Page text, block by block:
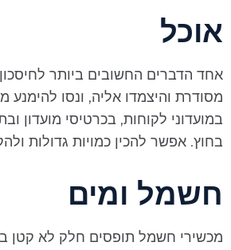
אוכל
אחד הדברים החשובים ביותר
מסודרת והיצמדו אליה, ונסו להימנע
במועדוני לקוחות, בכרטיסי מועדון
בחוץ. אפשר להכין כמויות גדולות
חשמל ומים
מכשירי חשמל תופסים חלק לא קטן